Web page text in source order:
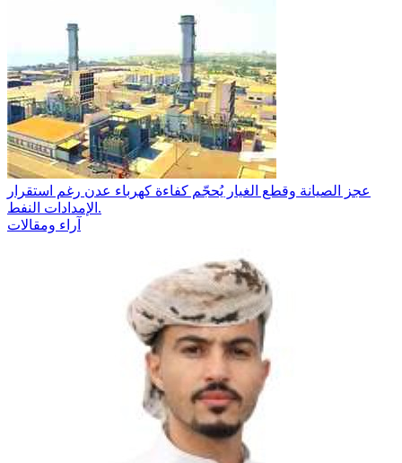
عجز الصيانة وقطع الغيار يُحجّم كفاءة كهرباء عدن رغم استقرار
الإمدادات النفط.
آراء ومقالات